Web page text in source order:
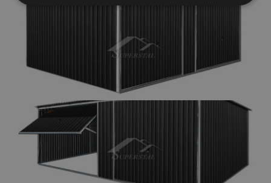
Elengedhetetlenül
Teljesítmény
Funkcionalitás